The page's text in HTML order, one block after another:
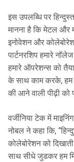
इस उपलब्धि पर
मानना है कि मेटल और
इनोवेशन और
पार्टनरशिप हमारे
हमारे ऑपरेशन्स को
के साथ काम करके, हम
की आने वाली पीढ़ी को
वर्जीनिया टेक में
नोबल ने कहा कि,
कोलेबोरेशन को
साथ सीधे जुडकर हम